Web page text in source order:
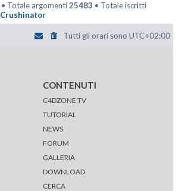
• Totale argomenti25483 • Totale iscritti
Crushinator
Tutti gli orari sono UTC+02:00
CONTENUTI
C4DZONE TV
TUTORIAL
NEWS
FORUM
GALLERIA
DOWNLOAD
CERCA